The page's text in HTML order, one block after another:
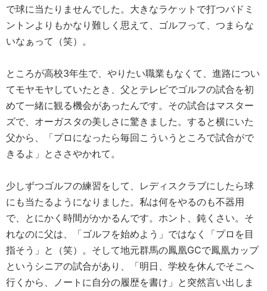
で球に当たりませんでした。大きなラケットで打つバドミ
ントンよりもかなり難しく思えて、ゴルフって、つまらな
いなぁって（笑）。
ところが高校3年生で、やりたい職業もなくて、進路につい
てモヤモヤしていたとき、父とテレビでゴルフの試合を初
めて一緒に観る機会があったんです。その試合はマスター
ズで、オーガスタの美しさに驚きました。すると横にいた
父から、「プロになったら毎回こういうところで試合がで
きるよ」とささやかれて。
少しずつゴルフの練習をして、レディスクラブにしたら球
にも当たるようになりました。私は何をやるのも不器用
で、とにかく時間がかかるんです。ホント、鈍くさい。そ
れなのに父は、「ゴルフを始めよう」ではなく「プロを目
指そう」と（笑）。そして地元群馬の鳳凰GCで鳳凰カップ
というシニアの試合があり、「明日、学校を休んでそこへ
行くから、ノートに自分の履歴を書け」と突然言い出しま